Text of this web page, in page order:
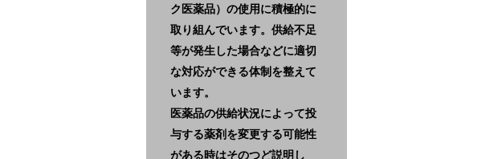
ク医薬品）の使用に積極的に
取り組んでいます。供給不足
等が発生した場合などに適切
な対応ができる体制を整えて
います。
医薬品の供給状況によって投
与する薬剤を変更する可能性
がある時はそのつど説明し